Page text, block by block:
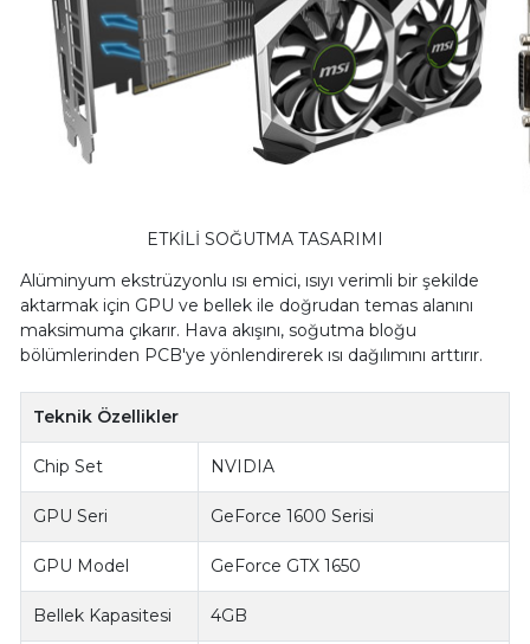
ETKİLİ SOĞUTMA TASARIMI
Alüminyum ekstrüzyonlu ısı emici, ısıyı verimli bir şekilde
aktarmak için GPU ve bellek ile doğrudan temas alanını
maksimuma çıkarır. Hava akışını, soğutma bloğu
bölümlerinden PCB'ye yönlendirerek ısı dağılımını arttırır.
Teknik Özellikler
Chip Set NVIDIA
GPU Seri GeForce 1600 Serisi
GPU Model GeForce GTX 1650
Bellek Kapasitesi 4GB